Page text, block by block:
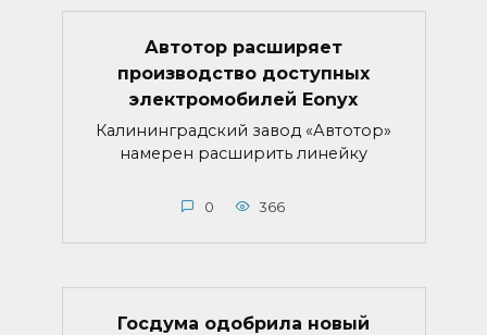
Автотор расширяет
производство доступных
электромобилей Eonyx
Калининградский завод «Автотор»
намерен расширить линейку
0 366
Госдума одобрила новый